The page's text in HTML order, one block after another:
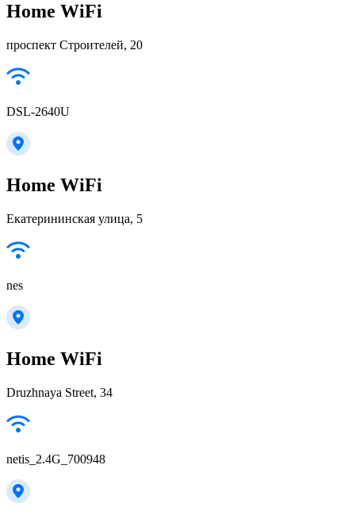
Home WiFi
проспект Строителей, 20
DSL-2640U
Home WiFi
Екатерининская улица, 5
nes
Home WiFi
Druzhnaya Street, 34
netis_2.4G_700948